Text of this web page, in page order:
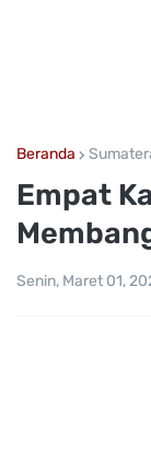
Beranda
Empat
Senin, Maret 01,